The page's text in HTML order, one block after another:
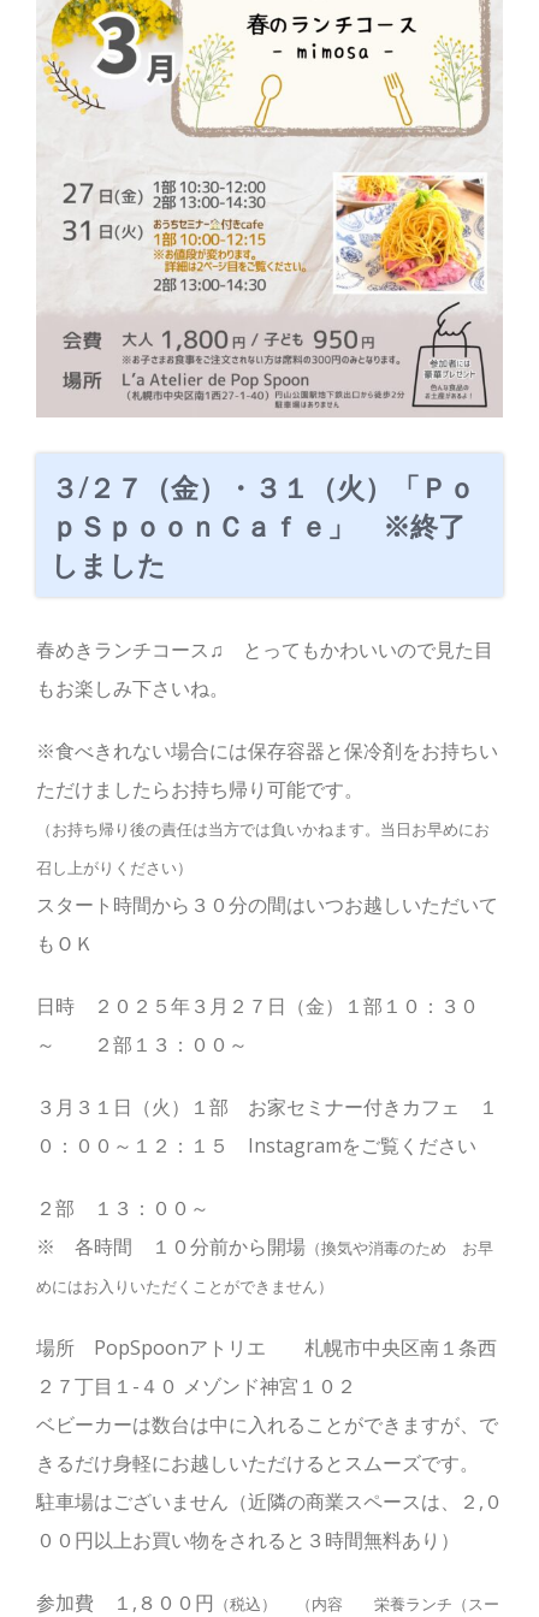
３/２７（金）・３１（火）「Ｐｏ
ｐＳｐｏｏｎＣａｆｅ」 ※終了
しました
春めきランチコース♫ とってもかわいいので見た目
もお楽しみ下さいね。
※食べきれない場合には保存容器と保冷剤をお持ちい
ただけましたらお持ち帰り可能です。
（お持ち帰り後の責任は当方では負いかねます。当日お早めにお
召し上がりください）
⁡スタート時間から３０分の間はいつお越しいただいて
もＯＫ
⁡日時 ２０２５年３月２７日（金）１部１０：３０
～ ２部１３：００～
３月３１日（火）１部 お家セミナー付きカフェ １
０：００～１２：１５ Instagramをご覧ください
２部 １３：００～
※ 各時間 １０分前から開場 （換気や消毒のため お早
めにはお入りいただくことができません）
場所 PopSpoonアトリエ 札幌市中央区南１条西
２７丁目１-４０ メゾンド神宮１０２
ベビーカーは数台は中に入れることができますが、で
きるだけ身軽にお越しいただけるとスムーズです。
駐車場はございません（近隣の商業スペースは、２,０
００円以上お買い物をされると３時間無料あり）
参加費 １,８００円 （税込） （内容 栄養ランチ（スー